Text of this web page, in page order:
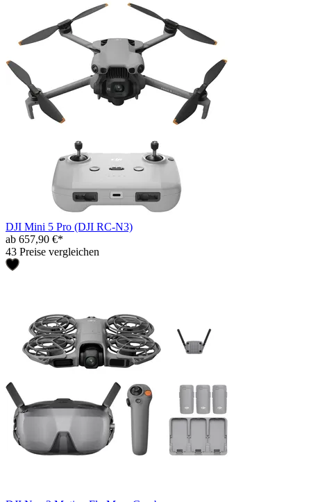
DJI Mini 5 Pro (DJI RC-N3)
ab 657,90 €*
43 Preise vergleichen